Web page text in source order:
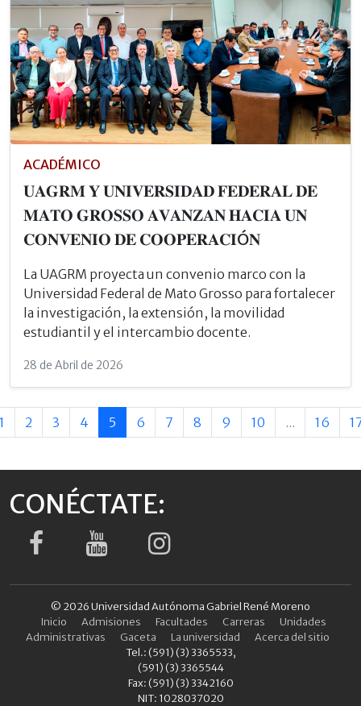
ACADÉMICO
𝐔𝐀𝐆𝐑𝐌 𝐘 𝐔𝐍𝐈𝐕𝐄𝐑𝐒𝐈𝐃𝐀𝐃 𝐅𝐄𝐃𝐄𝐑𝐀𝐋 𝐃𝐄
𝐌𝐀𝐓𝐎 𝐆𝐑𝐎𝐒𝐒𝐎 𝐀𝐕𝐀𝐍𝐙𝐀𝐍 𝐇𝐀𝐂𝐈𝐀 𝐔𝐍
𝐂𝐎𝐍𝐕𝐄𝐍𝐈𝐎 𝐃𝐄 𝐂𝐎𝐎𝐏𝐄𝐑𝐀𝐂𝐈Ó𝐍
La UAGRM proyecta un convenio marco con la
Universidad Federal de Mato Grosso para fortalecer
la investigación, la extensión, la movilidad
estudiantil y el intercambio docente.
28 de Abril de 2026
2 3 4 5 6 7 8 9 10 ... 16
CONÉCTATE:
© 2026 Universidad Autónoma Gabriel René Moreno
Inicio
Admisiones Facultades Carreras
Unidades
Administrativas
Gaceta La universidad
Acerca del sitio
Tel.: (591) (3) 3365533,
(591) (3) 3365544
Fax: (591) (3) 3342160
NIT: 1028037020